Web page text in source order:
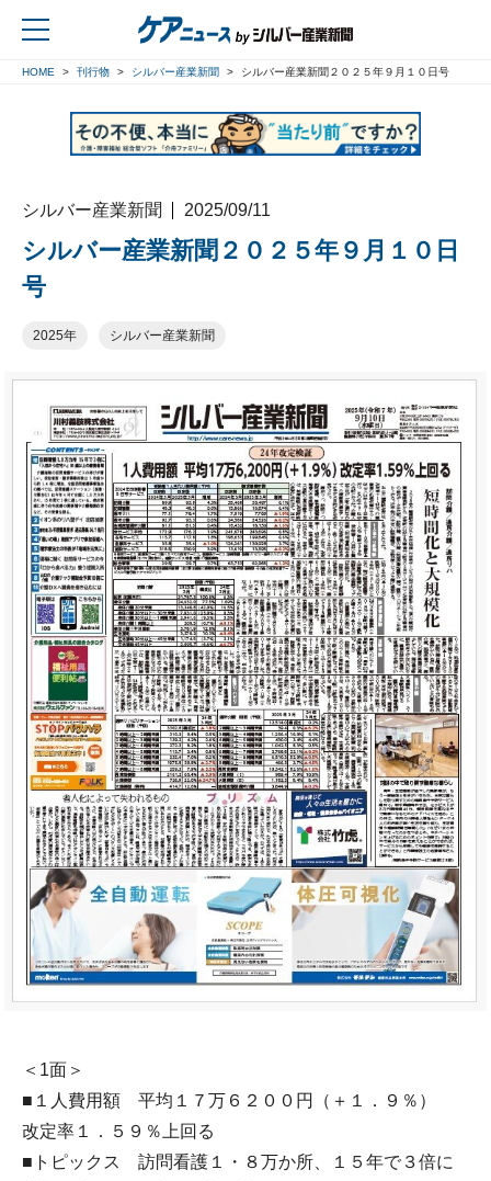
HOME 刊行物 シルバー産業新聞 シルバー産業新聞２０２５年９月１０日号
シルバー産業新聞 2025/09/11
シルバー産業新聞２０２５年９月１０日
号
2025年 シルバー産業新聞
＜1面＞
■１人費用額 平均１７万６２００円（＋１．９％）
改定率１．５９％上回る
■トピックス 訪問看護１・８万か所、１５年で３倍に